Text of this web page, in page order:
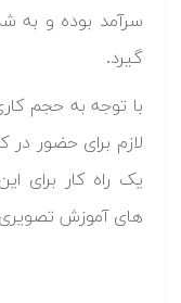
سرآمد بوده و به
گیرد.
با توجه به حجم
لازم برای حضور
یک راه کار برای
های آموزش